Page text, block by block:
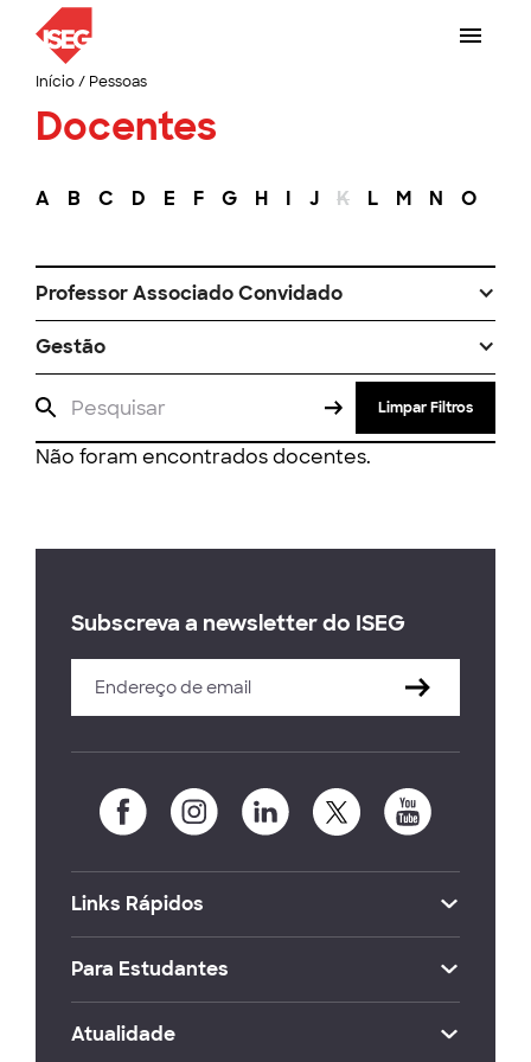
Início/ Pessoas
Docentes
A B C D E F G H I J K L M N O
Professor Associado Convidado
Gestão
Limpar Filtros
Não foram encontrados docentes.
Subscreva a newsletter do ISEG
Links Rápidos
Para Estudantes
Atualidade